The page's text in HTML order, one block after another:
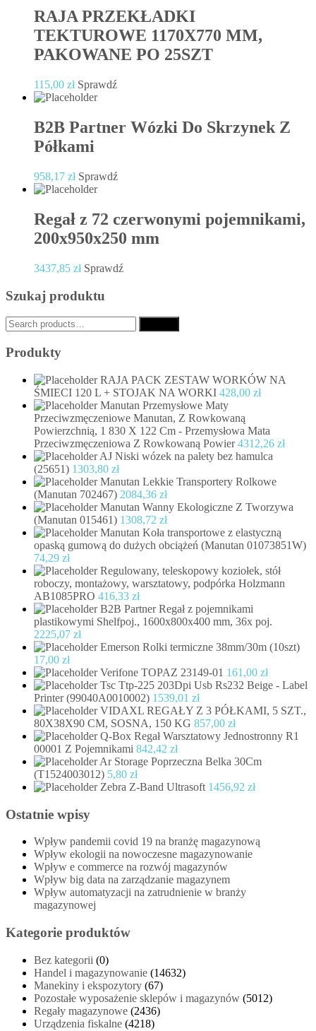
RAJA PRZEKŁADKI
TEKTUROWE 1170X770 MM,
PAKOWANE PO 25SZT
115,00 zł Sprawdź
B2B Partner Wózki Do Skrzynek Z
Półkami
958,17 zł Sprawdź
Regał z 72 czerwonymi pojemnikami,
200x950x250 mm
3437,85 zł Sprawdź
Szukaj produktu
Search
for:
Produkty
RAJA PACK ZESTAW WORKÓW NA
ŚMIECI 120 L + STOJAK NA WORKI 428,00 zł
Manutan Przemysłowe Maty
Przeciwzmęczeniowe Manutan, Z Rowkowaną
Powierzchnią, 1 830 X 122 Cm - Przemysłowa Mata
Przeciwzmęczeniowa Z Rowkowaną Powier 4312,26 zł
AJ Niski wózek na palety bez hamulca
(25651) 1303,80 zł
Manutan Lekkie Transportery Rolkowe
(Manutan 702467) 2084,36 zł
Manutan Wanny Ekologiczne Z Tworzywa
(Manutan 015461) 1308,72 zł
Manutan Koła transportowe z elastyczną
opaską gumową do dużych obciążeń (Manutan 01073851W)
74,29 zł
Regulowany, teleskopowy koziołek, stół
roboczy, montażowy, warsztatowy, podpórka Holzmann
AB1085PRO 416,33 zł
B2B Partner Regał z pojemnikami
plastikowymi Shelfpoj., 1600x800x400 mm, 36x poj.
2225,07 zł
Emerson Rolki termiczne 38mm/30m (10szt)
17,00 zł
Verifone TOPAZ 23149-01 161,00 zł
Tsc Ttp-225 203Dpi Usb Rs232 Beige - Label
Printer (99040A0010002) 1539,01 zł
VIDAXL REGAŁY Z 3 PÓŁKAMI, 5 SZT.,
80X38X90 CM, SOSNA, 150 KG 857,00 zł
Q-Box Regał Warsztatowy Jednostronny R1
00001 Z Pojemnikami 842,42 zł
Ar Storage Poprzeczna Belka 30Cm
(T1524003012) 5,80 zł
Zebra Z-Band Ultrasoft 1456,92 zł
Ostatnie wpisy
Wpływ pandemii covid 19 na branżę magazynową
Wpływ ekologii na nowoczesne magazynowanie
Wpływ e commerce na rozwój magazynów
Wpływ big data na zarządzanie magazynem
Wpływ automatyzacji na zatrudnienie w branży
magazynowej
Kategorie produktów
Bez kategorii (0)
Handel i magazynowanie (14632)
Manekiny i ekspozytory (67)
Pozostałe wyposażenie sklepów i magazynów (5012)
Regały magazynowe (2436)
Urządzenia fiskalne (4218)